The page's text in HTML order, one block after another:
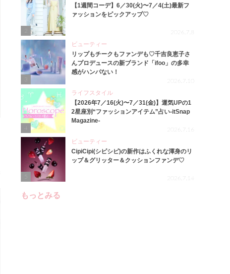
【1週間コーデ】6／30(火)〜7／4(土)最新フ
ァッションをピックアップ♡
2026.7.8
3
ビューティー
リップもチークもファンデも♡千吉良恵子さ
んプロデュースの新ブランド「ifoo」の多幸
感がハンパない！
2026.7.10
4
ライフスタイル
【2026年7／16(火)〜7／31(金)】運気UPの1
2星座別“ファッションアイテム”占い-itSnap
Magazine-
2026.7.16
ビューティー
CipiCipi(シピシピ)の新作はふくれな渾身のリ
ップ＆グリッター＆クッションファンデ♡
2026.7.14
もっとみる